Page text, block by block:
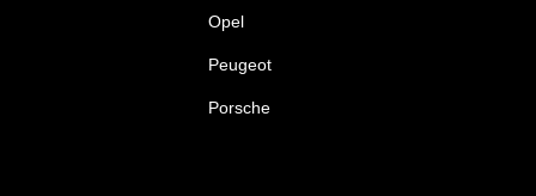
Opel
Peugeot
Porsche